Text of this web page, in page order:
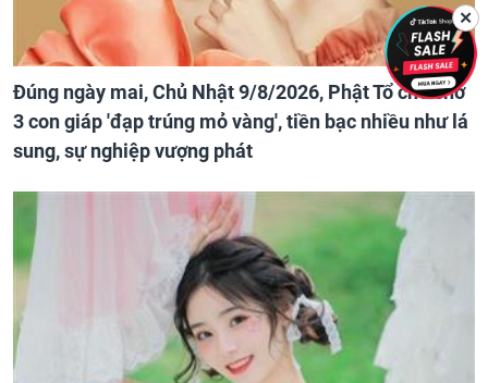
Đúng ngày mai, Chủ Nhật 9/8/2026, Phật Tổ che chở
3 con giáp 'đạp trúng mỏ vàng', tiền bạc nhiều như lá
sung, sự nghiệp vượng phát
✕